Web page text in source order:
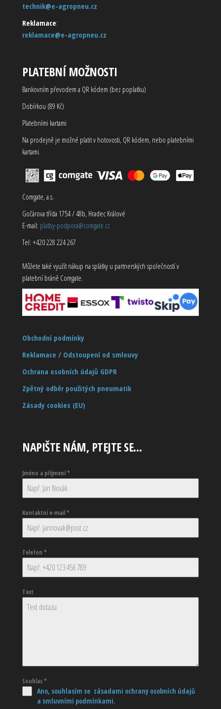
technik@e-agropneu.cz
Reklamace:
reklamace@e-agropneu.cz
PLATEBNÍ MOŽNOSTI
Bankovním převodem a QR kódem (bez poplatku)
Dobírkou (89 Kč)
Platebními kartami
Na prodejně je možné platit v hotovosti, QR kódem, nebo platebními
kartami.
Comgate, a.s.
Gočárova třída 1754 / 48b, Hradec Králové
E-mail: platby-podpora@comgate.cz
Tel: +420 228 224 267
Můžete také využít nákup na splátky u partnerských společností v
platební bráně Comgate.
Obchodní podmínky
Reklamace / Odstoupení od smlouvy
Ochrana osobních údajů GDPR
Zpětný odběr použitých pneumatik
Zásady cookies (EU)
NAPIŠTE NÁM, PTEJTE SE…
Jméno a příjmení*
Kontaktní e-mail*
Telefon *
Text
Souhlas*
Ano, souhlasím se zásadami ochrany osobních údajů
a smluvními podmínkami.